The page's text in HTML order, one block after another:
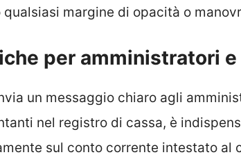
margine di opacità o
per amministratori
un messaggio chiaro agli
nel registro di cassa, è
sul conto corrente intestato al